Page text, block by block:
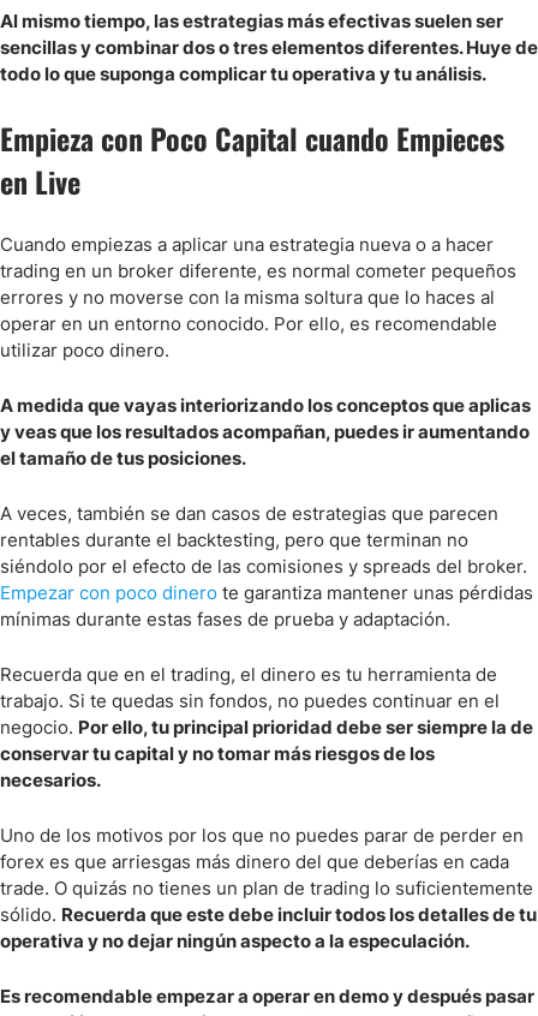
Al mismo tiempo, las estrategias más efectivas suelen ser
sencillas y combinar dos o tres elementos diferentes. Huye de
todo lo que suponga complicar tu operativa y tu análisis.
Empieza con Poco Capital cuando Empieces
en Live
Cuando empiezas a aplicar una estrategia nueva o a hacer
trading en un broker diferente, es normal cometer pequeños
errores y no moverse con la misma soltura que lo haces al
operar en un entorno conocido. Por ello, es recomendable
utilizar poco dinero.
A medida que vayas interiorizando los conceptos que aplicas
y veas que los resultados acompañan, puedes ir aumentando
el tamaño de tus posiciones.
A veces, también se dan casos de estrategias que parecen
rentables durante el backtesting, pero que terminan no
siéndolo por el efecto de las comisiones y spreads del broker.
Empezar con poco dinero te garantiza mantener unas pérdidas
mínimas durante estas fases de prueba y adaptación.
Recuerda que en el trading, el dinero es tu herramienta de
trabajo. Si te quedas sin fondos, no puedes continuar en el
negocio. Por ello, tu principal prioridad debe ser siempre la de
conservar tu capital y no tomar más riesgos de los
necesarios.
Uno de los motivos por los que no puedes parar de perder en
forex es que arriesgas más dinero del que deberías en cada
trade. O quizás no tienes un plan de trading lo suficientemente
sólido. Recuerda que este debe incluir todos los detalles de tu
operativa y no dejar ningún aspecto a la especulación.
Es recomendable empezar a operar en demo y después pasar